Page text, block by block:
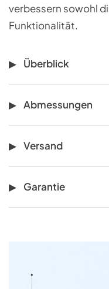
verbessern sowohl
Funktionalität.
Überblick
Abmessungen
Versand
Garantie